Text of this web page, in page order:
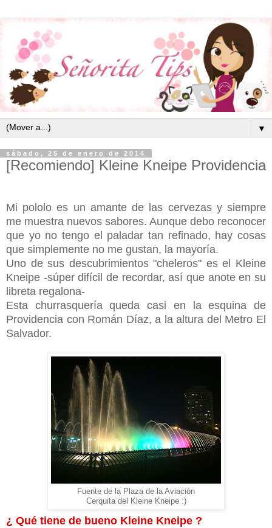
▼
sábado, 25 de enero de 2014
[Recomiendo] Kleine Kneipe Providencia
Mi pololo es un amante de las cervezas y siempre
me muestra nuevos sabores. Aunque debo reconocer
que yo no tengo el paladar tan refinado, hay cosas
que simplemente no me gustan, la mayoría.
Uno de sus descubrimientos "cheleros" es el Kleine
Kneipe -súper difícil de recordar, así que anote en su
libreta regalona-
Esta churrasquería queda casi en la esquina de
Providencia con Román Díaz, a la altura del Metro El
Salvador.
Fuente de la Plaza de la Aviación
Cerquita del Kleine Kneipe :)
¿ Qué tiene de bueno Kleine Kneipe ?